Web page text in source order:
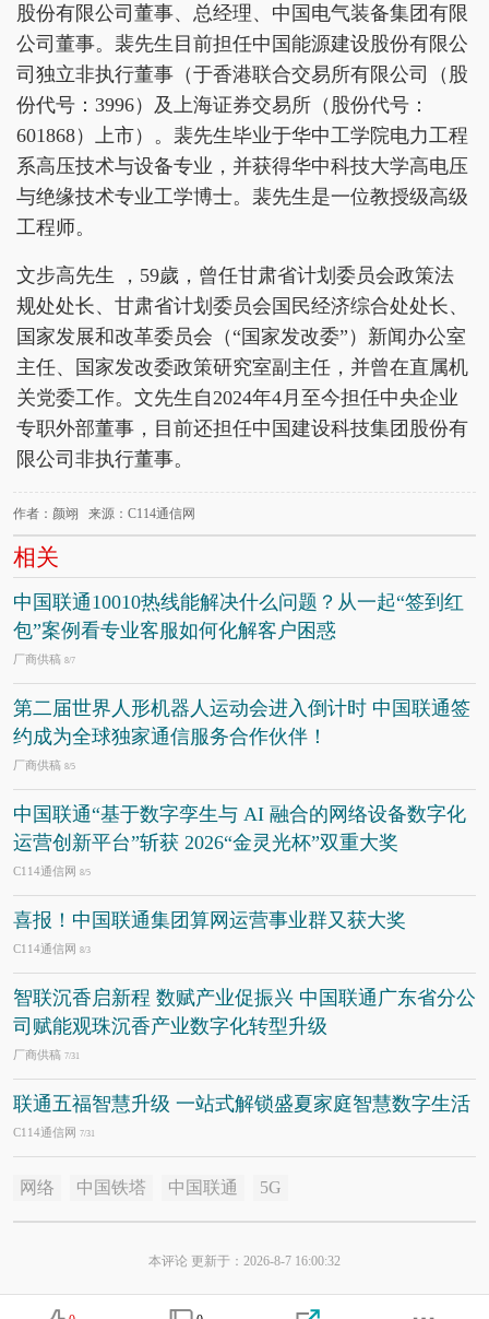
股份有限公司董事、总经理、中国电气装备集团有限
公司董事。裴先生目前担任中国能源建设股份有限公
司独立非执行董事（于香港联合交易所有限公司（股
份代号：3996）及上海证券交易所（股份代号：
601868）上市）。裴先生毕业于华中工学院电力工程
系高压技术与设备专业，并获得华中科技大学高电压
与绝缘技术专业工学博士。裴先生是一位教授级高级
工程师。
文步高先生 ，59歲，曾任甘肃省计划委员会政策法
规处处长、甘肃省计划委员会国民经济综合处处长、
国家发展和改革委员会（“国家发改委”）新闻办公室
主任、国家发改委政策研究室副主任，并曾在直属机
关党委工作。文先生自2024年4月至今担任中央企业
专职外部董事，目前还担任中国建设科技集团股份有
限公司非执行董事。
作者：颜翊 来源：C114通信网
相关
中国联通10010热线能解决什么问题？从一起“签到红
包”案例看专业客服如何化解客户困惑
厂商供稿 8/7
第二届世界人形机器人运动会进入倒计时 中国联通签
约成为全球独家通信服务合作伙伴！
厂商供稿 8/5
中国联通“基于数字孪生与 AI 融合的网络设备数字化
运营创新平台”斩获 2026“金灵光杯”双重大奖
C114通信网 8/5
喜报！中国联通集团算网运营事业群又获大奖
C114通信网 8/3
智联沉香启新程 数赋产业促振兴 中国联通广东省分公
司赋能观珠沉香产业数字化转型升级
厂商供稿 7/31
联通五福智慧升级 一站式解锁盛夏家庭智慧数字生活
C114通信网 7/31
网络 中国铁塔 中国联通 5G
本评论 更新于：2026-8-7 16:00:32